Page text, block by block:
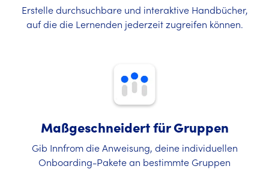
Erstelle durchsuchbare und interaktive Handbücher,
auf die die Lernenden jederzeit zugreifen können.
Maßgeschneidert für Gruppen
Gib Innfrom die Anweisung, deine individuellen
Onboarding-Pakete an bestimmte Gruppen